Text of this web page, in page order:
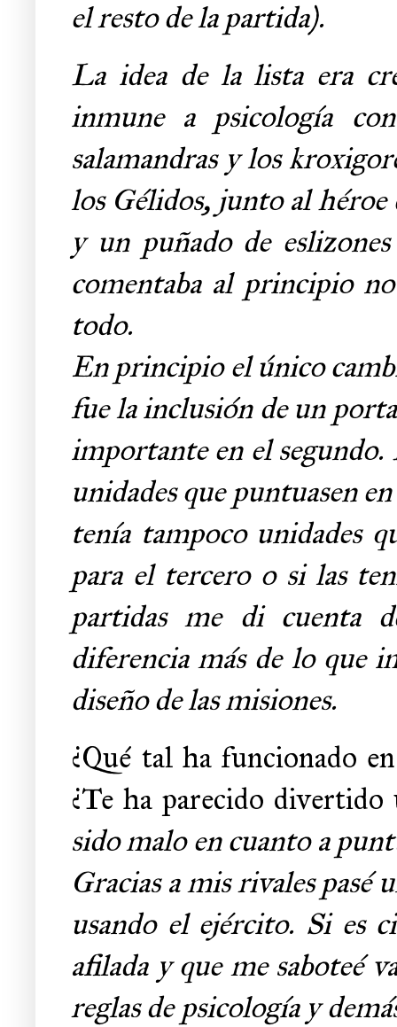
el resto de la partida).
La idea de la lista era
inmune a psicología
salamandras y los
los Gélidos, junto al
y un puñado de
comentaba al principio
todo.
En principio el único
fue la inclusión de un
importante en el
unidades que puntuasen
tenía tampoco unidades
para el tercero o si las
partidas me di cuenta
diferencia más de lo que
diseño de las misiones.
¿Qué tal ha funcionado
¿Te ha parecido divertido
sido malo en cuanto a
Gracias a mis rivales
usando el ejército. Si es
afilada y que me saboteé
reglas de psicología y